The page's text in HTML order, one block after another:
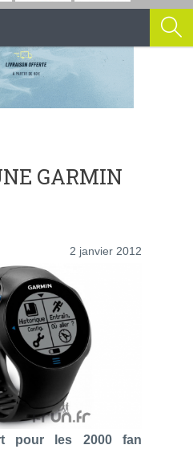
GARMIN
2 janvier 2012
pour les 2000 fan